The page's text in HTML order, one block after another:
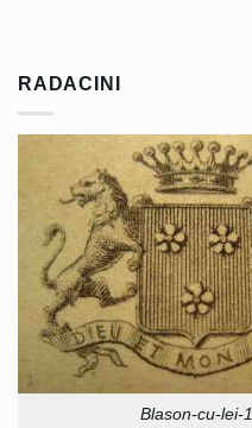
RADACINI
Blason-cu-lei-1